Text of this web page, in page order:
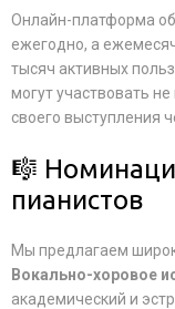
Онлайн-платформа
ежегодно, а
тысяч активных
могут участвовать
своего выступления
🎼
пианистов
Мы предлагаем
Вокально-хоровое
академический и